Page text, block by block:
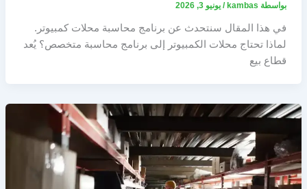
بواسطة kambas
/ يونيو 3, 2026
في هذا المقال سنتحدث عن برنامج محاسبة محلات كمبيوتر.
لماذا تحتاج محلات الكمبيوتر إلى برنامج محاسبة متخصص؟ يُعد
قطاع بيع